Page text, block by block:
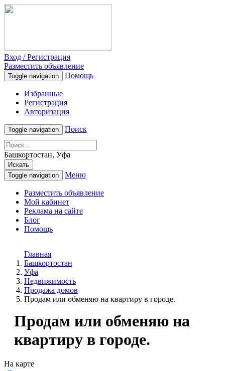
Вход / Регистрация
Разместить объявление
Toggle navigation Помощь
Избранные
Регистрация
Авторизация
Toggle navigation Поиск
Башкортостан, Уфа
Искать
Toggle navigation
Меню
Разместить объявление
Мой кабинет
Реклама на сайте
Блог
Помощь
Главная
Башкортостан
Уфа
Недвижимость
Продажа домов
Продам или обменяю на квартиру в городе.
Продам или обменяю на
квартиру в городе.
На карте